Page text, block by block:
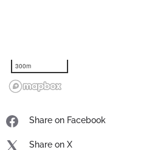
300m
Share on Facebook
Share on X